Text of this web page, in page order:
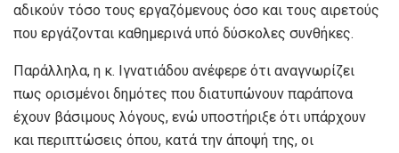
αδικούν τόσο τους εργαζόμενους όσο και τους αιρετούς
που εργάζονται καθημερινά υπό δύσκολες συνθήκες.
Παράλληλα, η κ. Ιγνατιάδου ανέφερε ότι αναγνωρίζει
πως ορισμένοι δημότες που διατυπώνουν παράπονα
έχουν βάσιμους λόγους, ενώ υποστήριξε ότι υπάρχουν
και περιπτώσεις όπου, κατά την άποψή της, οι